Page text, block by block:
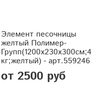
Элемент песочницы
желтый Полимер-
Групп(1200x230x300см;4
кг;желтый) - арт.559246
от 2500 руб